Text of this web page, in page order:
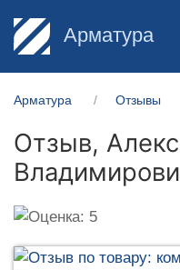
Арматура
Арматура Отзывы
Отзыв,